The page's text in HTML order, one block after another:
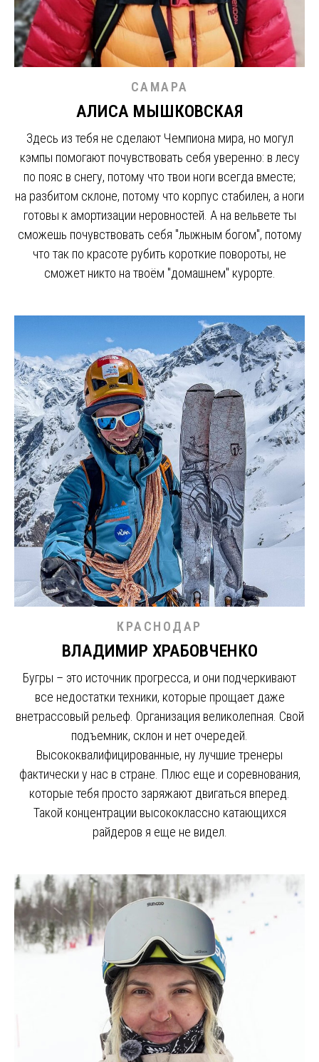
САМАРА
АЛИСА МЫШКОВСКАЯ
Здесь из тебя не сделают Чемпиона мира, но могул
кэмпы помогают почувствовать себя уверенно: в лесу
по пояс в снегу, потому что твои ноги всегда вместе;
на разбитом склоне, потому что корпус стабилен, а ноги
готовы к амортизации неровностей. А на вельвете ты
сможешь почувствовать себя "лыжным богом", потому
что так по красоте рубить короткие повороты, не
сможет никто на твоём "домашнем" курорте.
КРАСНОДАР
ВЛАДИМИР ХРАБОВЧЕНКО
Бугры – это источник прогресса, и они подчеркивают
все недостатки техники, которые прощает даже
внетрассовый рельеф. Организация великолепная. Свой
подъемник, склон и нет очередей.
Высококвалифицированные, ну лучшие тренеры
фактически у нас в стране. Плюс еще и соревнования,
которые тебя просто заряжают двигаться вперед.
Такой концентрации высококлассно катающихся
райдеров я еще не видел.